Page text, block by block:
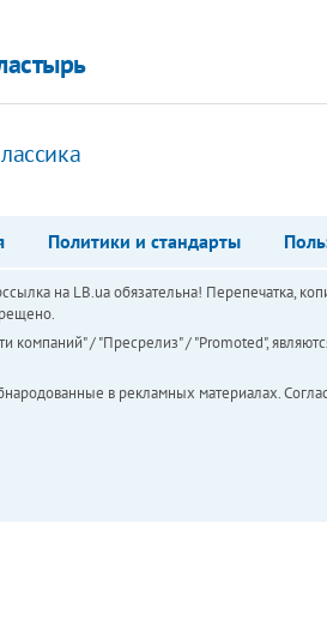
Политики и стандарты
на LB.ua обязательна! Перепечатка,
/ "Пресрелиз" / "Promoted",
в рекламных материалах.